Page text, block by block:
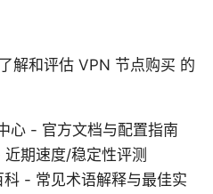
解和评估 VPN 节点购买 的
心 - 官方文档与配置指南
期速度/稳定性评测
- 常见术语解释与最佳实